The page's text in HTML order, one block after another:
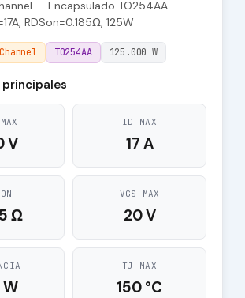
— Encapsulado TO254AA —
RDSon=0.185Ω, 125W
TO254AA 125.000 W
V
ID MAX
17 A
Ω
VGS MAX
20 V
W
TJ MAX
150 °C